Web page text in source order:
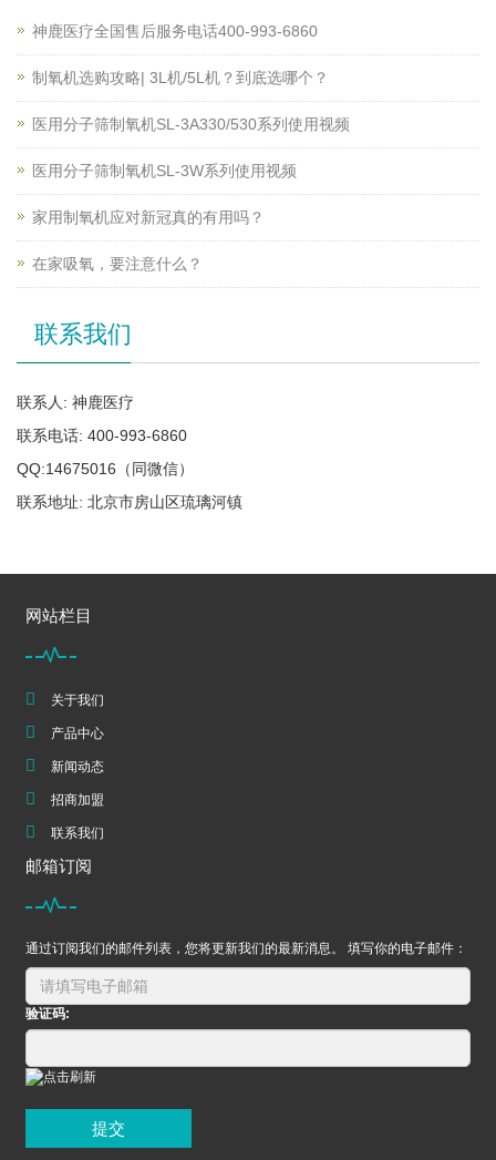
神鹿医疗全国售后服务电话400-993-6860
制氧机选购攻略| 3L机/5L机？到底选哪个？
医用分子筛制氧机SL-3A330/530系列使用视频
医用分子筛制氧机SL-3W系列使用视频
家用制氧机应对新冠真的有用吗？
在家吸氧，要注意什么？
联系我们
联系人: 神鹿医疗
联系电话: 400-993-6860
QQ:14675016（同微信）
联系地址: 北京市房山区琉璃河镇
网站栏目
关于我们
产品中心
新闻动态
招商加盟
联系我们
邮箱订阅
通过订阅我们的邮件列表，您将更新我们的最新消息。 填写你的电子邮件：
验证码:
提交